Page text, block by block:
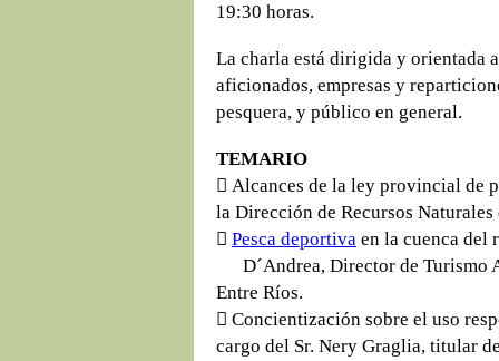
19:30 horas.
La charla está dirigida y orientada
aficionados, empresas y
pesquera, y público en general.
TEMARIO
 Alcances de la ley provincial de
la Dirección de Recursos Naturales
 Pesca deportiva en la cuenca
D´Andrea, Director de Turismo
Entre Ríos.
 Concientización sobre el uso
cargo del Sr. Nery Graglia, titular